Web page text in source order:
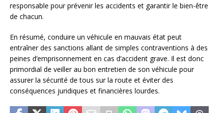
responsable pour prévenir les accidents et garantir le bien-être
de chacun.
En résumé, conduire un véhicule en mauvais état peut
entraîner des sanctions allant de simples contraventions à des
peines d’emprisonnement en cas d’accident grave. Il est donc
primordial de veiller au bon entretien de son véhicule pour
assurer la sécurité de tous sur la route et éviter des
conséquences juridiques et financières lourdes.